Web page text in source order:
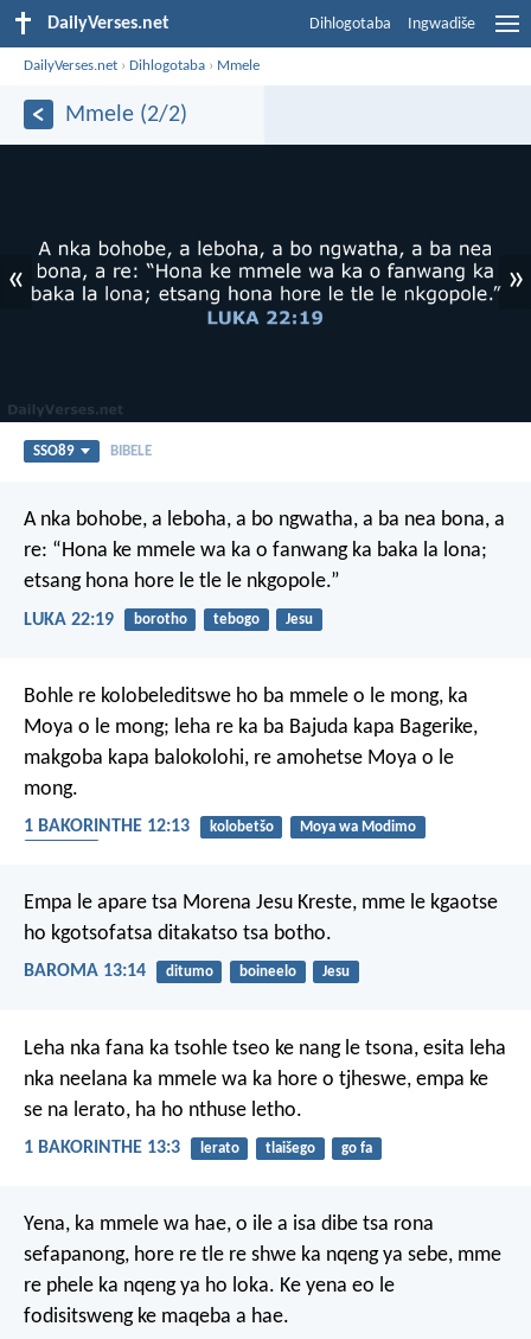
DailyVerses.net Dihlogotaba Ingwadiše
DailyVerses.net ›Dihlogotaba › Mmele
Mmele (2/2)
« »
SSO89 BIBELE
A nka bohobe, a leboha, a bo ngwatha, a ba nea bona, a
re: “Hona ke mmele wa ka o fanwang ka baka la lona;
etsang hona hore le tle le nkgopole.”
LUKA 22:19 borotho tebogo Jesu
Bohle re kolobeleditswe ho ba mmele o le mong, ka
Moya o le mong; leha re ka ba Bajuda kapa Bagerike,
makgoba kapa balokolohi, re amohetse Moya o le
mong.
1 BAKORINTHE 12:13 kolobetšo
Moya wa Modimo
Empa le apare tsa Morena Jesu Kreste, mme le kgaotse
ho kgotsofatsa ditakatso tsa botho.
BAROMA 13:14 ditumo boineelo Jesu
Leha nka fana ka tsohle tseo ke nang le tsona, esita leha
nka neelana ka mmele wa ka hore o tjheswe, empa ke
se na lerato, ha ho nthuse letho.
1 BAKORINTHE 13:3 lerato tlaišego go fa
Yena, ka mmele wa hae, o ile a isa dibe tsa rona
sefapanong, hore re tle re shwe ka nqeng ya sebe, mme
re phele ka nqeng ya ho loka. Ke yena eo le
fodisitsweng ke maqeba a hae.